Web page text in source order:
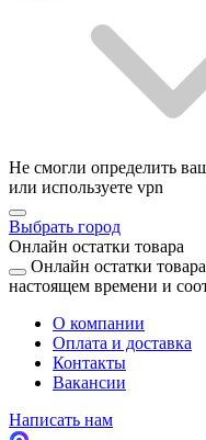
Не смогли определить
или используете vpn
Выбрать город
Онлайн остатки товара
Онлайн остатки
настоящем времени и
О компании
Оплата и доставка
Контакты
Вакансии
Написать нам